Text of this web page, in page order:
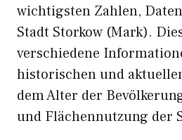
wichtigsten Zahlen,
Stadt Storkow (Mark).
verschiedene
historischen und
dem Alter der
und Flächennutzung der